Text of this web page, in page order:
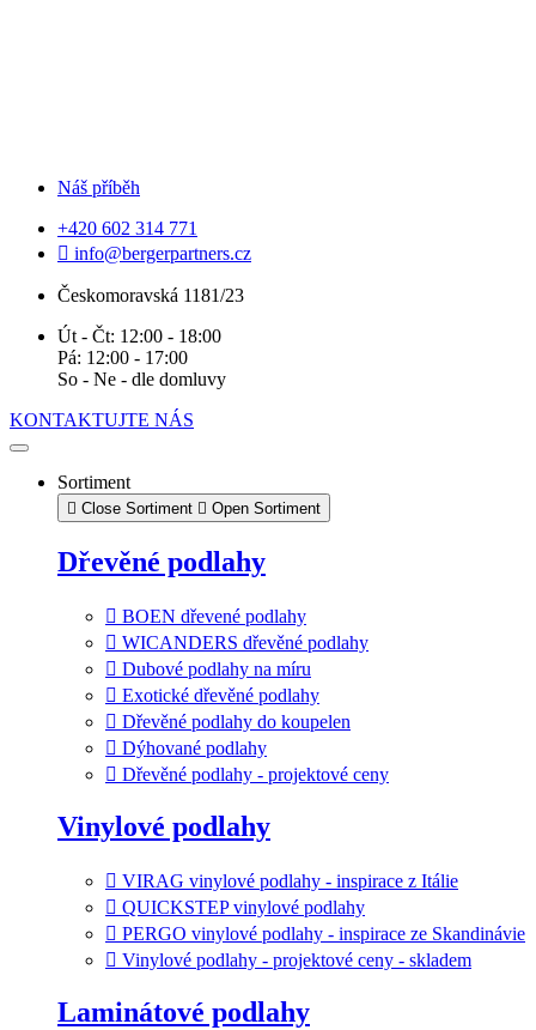
Náš příběh
+420 602 314 771
info@bergerpartners.cz
Českomoravská 1181/23
Út - Čt: 12:00 - 18:00
Pá: 12:00 - 17:00
So - Ne - dle domluvy
KONTAKTUJTE NÁS
Sortiment
Close Sortiment Open Sortiment
Dřevěné podlahy
BOEN dřevené podlahy
WICANDERS dřevěné podlahy
Dubové podlahy na míru
Exotické dřevěné podlahy
Dřevěné podlahy do koupelen
Dýhované podlahy
Dřevěné podlahy - projektové ceny
Vinylové podlahy
VIRAG vinylové podlahy - inspirace z Itálie
QUICKSTEP vinylové podlahy
PERGO vinylové podlahy - inspirace ze Skandinávie
Vinylové podlahy - projektové ceny - skladem
Laminátové podlahy